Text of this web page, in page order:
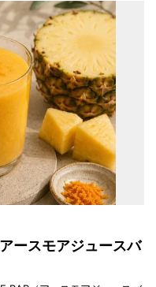
ースモアジュースバ